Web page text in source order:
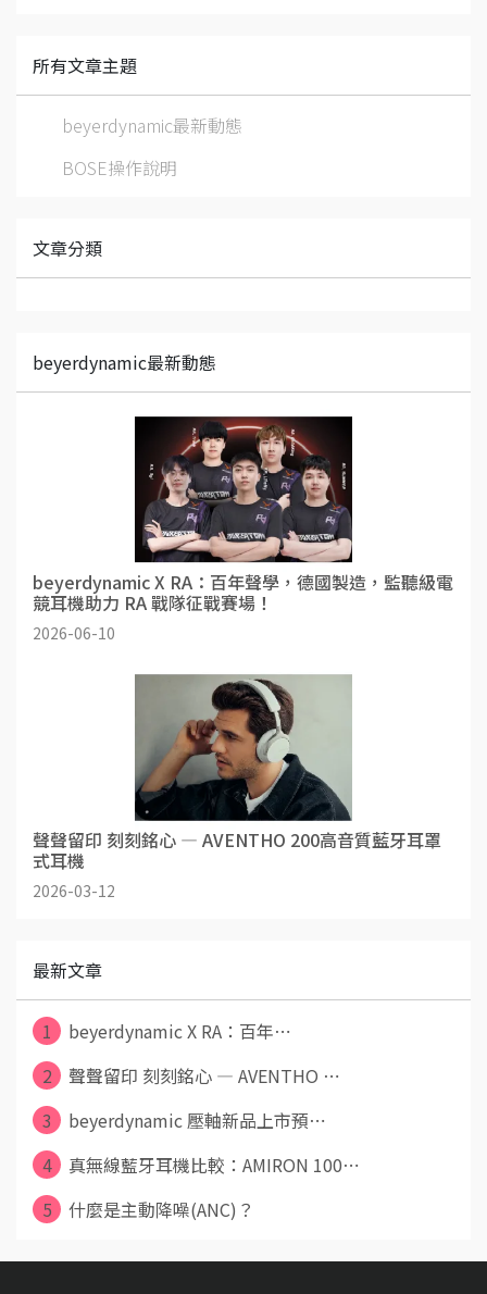
所有文章主題
beyerdynamic最新動態
BOSE操作說明
文章分類
beyerdynamic最新動態
beyerdynamic X RA：百年聲學，德國製造，監聽級電
競耳機助力 RA 戰隊征戰賽場！
2026-06-10
聲聲留印 刻刻銘心 — AVENTHO 200高音質藍牙耳罩
式耳機
2026-03-12
最新文章
1
beyerdynamic X RA：百年⋯
2
聲聲留印 刻刻銘心 — AVENTHO ⋯
3
beyerdynamic 壓軸新品上市預⋯
4
真無線藍牙耳機比較：AMIRON 100⋯
5
什麼是主動降噪(ANC)？